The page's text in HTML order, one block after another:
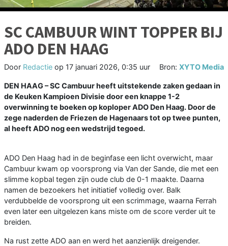
SC CAMBUUR WINT TOPPER BIJ
ADO DEN HAAG
Door Redactie op 17 januari 2026, 0:35 uur Bron: XYTO Media
DEN HAAG – SC Cambuur heeft uitstekende zaken gedaan in
de Keuken Kampioen Divisie door een knappe 1-2
overwinning te boeken op koploper ADO Den Haag. Door de
zege naderden de Friezen de Hagenaars tot op twee punten,
al heeft ADO nog een wedstrijd tegoed.
ADO Den Haag had in de beginfase een licht overwicht, maar
Cambuur kwam op voorsprong via Van der Sande, die met een
slimme kopbal tegen zijn oude club de 0-1 maakte. Daarna
namen de bezoekers het initiatief volledig over. Balk
verdubbelde de voorsprong uit een scrimmage, waarna Ferrah
even later een uitgelezen kans miste om de score verder uit te
breiden.
Na rust zette ADO aan en werd het aanzienlijk dreigender.